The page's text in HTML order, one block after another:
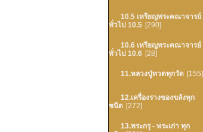
10.5 เหรียญพระคณาจารย์
ทั่วไป 10.5 [290]
10.6 เหรียญพระคณาจารย์
ทั่วไป 10.6 [28]
11.หลวงปู่ทวดทุกวัด [155]
12.เครื่องรางของขลังทุก
ชนิด [272]
13.พระกรุ - พระเก่า ทุก